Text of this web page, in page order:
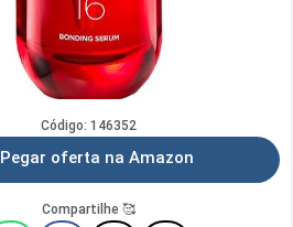
Código: 146352
Pegar oferta na Amazon
Compartilhe 🥰